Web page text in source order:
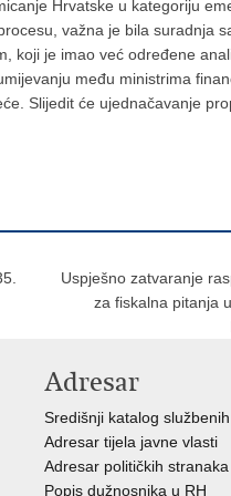
Hrvatske u kategoriju
važna je bila suradnja
koji je imao već određene
među ministrima
Slijedit će ujednačavanje
Uspješno zatvaranje
za fiskalna pitanja
Adresar
Središnji katalog
Adresar tijela javne vlasti
Adresar političkih stranaka
Popis dužnosnika u RH